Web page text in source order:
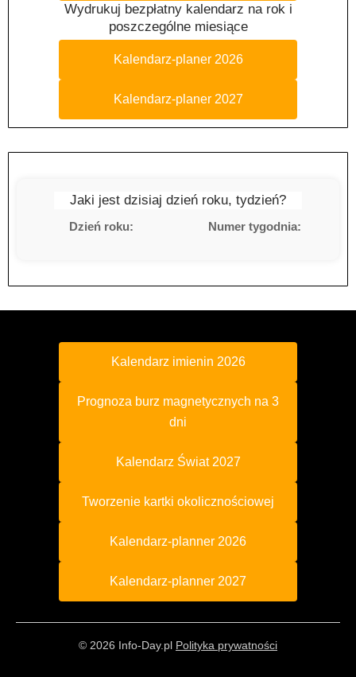
Wydrukuj bezpłatny kalendarz na rok i
poszczególne miesiące
Kalendarz-planer 2026
Kalendarz-planer 2027
Jaki jest dzisiaj dzień roku, tydzień?
Dzień roku: Numer tygodnia:
Kalendarz imienin 2026
Prognoza burz magnetycznych na 3
dni
Kalendarz Świat 2027
Tworzenie kartki okolicznościowej
Kalendarz-planner 2026
Kalendarz-planner 2027
© 2026 Info-Day.pl Polityka prywatności